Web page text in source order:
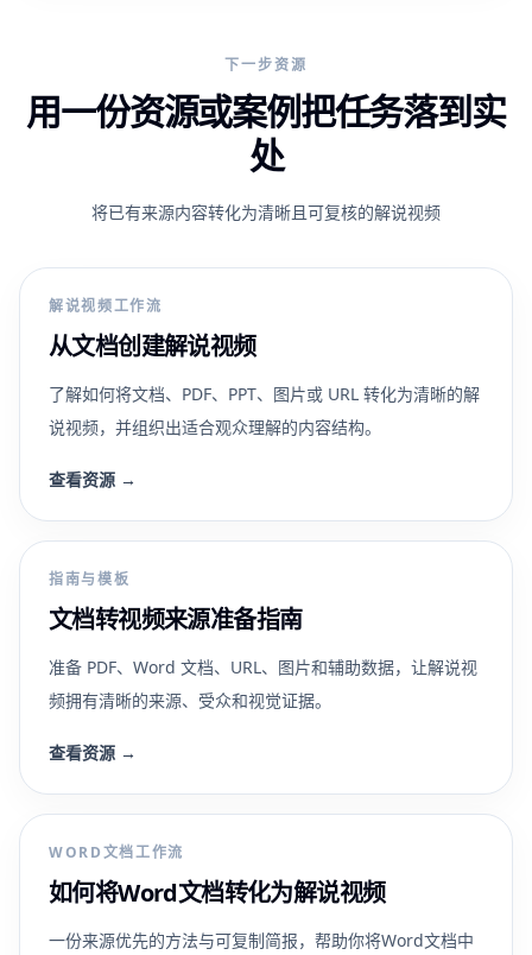
下一步资源
用一份资源或案例把任务落到实
处
将已有来源内容转化为清晰且可复核的解说视频
解说视频工作流
从文档创建解说视频
了解如何将文档、PDF、PPT、图片或 URL 转化为清晰的解
说视频，并组织出适合观众理解的内容结构。
查看资源 →
指南与模板
文档转视频来源准备指南
准备 PDF、Word 文档、URL、图片和辅助数据，让解说视
频拥有清晰的来源、受众和视觉证据。
查看资源 →
WORD文档工作流
如何将Word文档转化为解说视频
一份来源优先的方法与可复制简报，帮助你将Word文档中